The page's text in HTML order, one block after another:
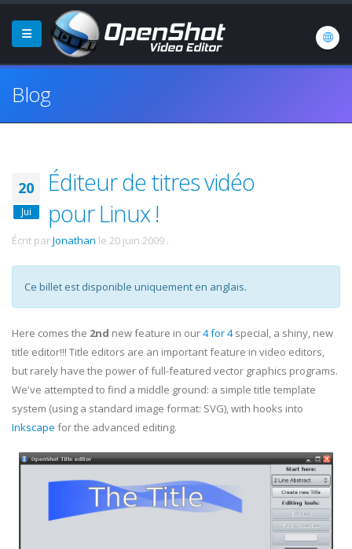
Blog
20
Jui
Éditeur de titres vidéo
pour Linux !
Écrit parJonathan le 20 juin 2009 .
Ce billet est disponible uniquement en anglais.
Here comes the 2nd new feature in our4 for 4special, a shiny, new
title editor!!! Title editors are an important feature in video editors,
but rarely have the power of full-featured vector graphics programs.
We've attempted to find a middle ground: a simple title template
system (using a standard image format: SVG), with hooks into
Inkscape for the advanced editing.